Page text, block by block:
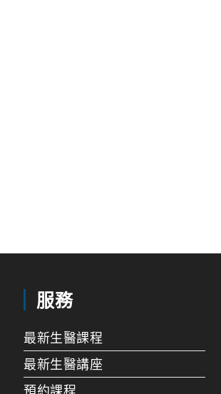
服務
最新生醫課程
最新生醫講座
預約課程